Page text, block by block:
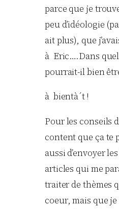
parce que je
peu d’idéologie
ait plus), que
à Eric….Dans
pourrait-il bien
à bientà´t !
Pour les conseils
content que ça te
aussi d’envoyer
articles qui me
traiter de thèmes
coeur, mais que je